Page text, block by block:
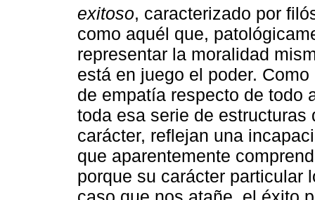
exitoso, caracterizado por
como aquél que,
representar la moralidad
está en juego el poder.
de empatía respecto de todo
toda esa serie de
carácter, reflejan una
que aparentemente
porque su carácter particular